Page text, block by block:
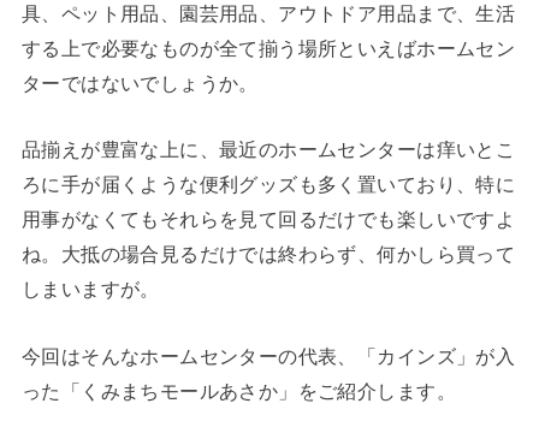
具、ペット用品、園芸用品、アウトドア用品まで、生活
する上で必要なものが全て揃う場所といえばホームセン
ターではないでしょうか。
品揃えが豊富な上に、最近のホームセンターは痒いとこ
ろに手が届くような便利グッズも多く置いており、特に
用事がなくてもそれらを見て回るだけでも楽しいですよ
ね。大抵の場合見るだけでは終わらず、何かしら買って
しまいますが。
今回はそんなホームセンターの代表、「カインズ」が入
った「くみまちモールあさか」をご紹介します。